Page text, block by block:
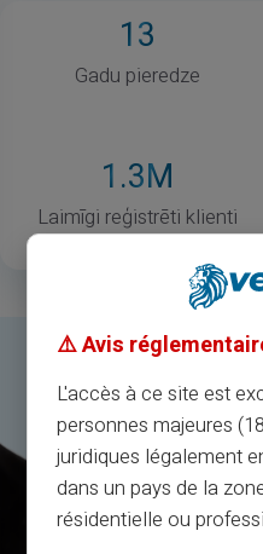
13
Gadu pieredze
1.3M
Laimīgi reģistrēti klienti
⚠️ Avis
L'accès à ce site est
personnes majeures
juridiques légalement
dans un pays de la
résidentielle ou